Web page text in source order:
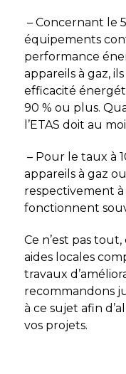
– Concernant le
équipements
performance
appareils à gaz,
efficacité
90 % ou plus.
l’ETAS doit au
– Pour le taux à
appareils à gaz
respectivement à
fonctionnent
Ce n’est pas tout,
aides locales
travaux
recommandons
à ce sujet afin
vos projets.